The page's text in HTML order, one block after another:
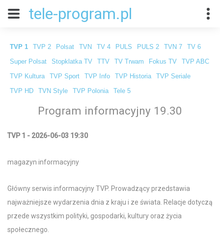
tele-program.pl
TVP 1 TVP 2 Polsat TVN TV 4 PULS PULS 2 TVN 7 TV 6
Super Polsat Stopklatka TV TTV TV Trwam Fokus TV TVP ABC
TVP Kultura TVP Sport TVP Info TVP Historia TVP Seriale
TVP HD TVN Style TVP Polonia Tele 5
Program informacyjny 19.30
TVP 1 - 2026-06-03 19:30
magazyn informacyjny
Główny serwis informacyjny TVP. Prowadzący przedstawia
najważniejsze wydarzenia dnia z kraju i ze świata. Relacje dotyczą
przede wszystkim polityki, gospodarki, kultury oraz życia
społecznego.